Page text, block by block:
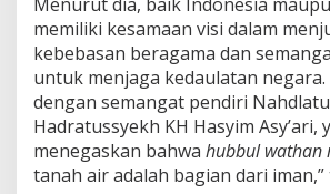
memiliki kesamaan visi dalam
kebebasan beragama dan
untuk menjaga kedaulatan negara.
dengan semangat pendiri
Hadratussyekh KH Hasyim Asy’ari,
menegaskan bahwa hubbul wathan
tanah air adalah bagian dari